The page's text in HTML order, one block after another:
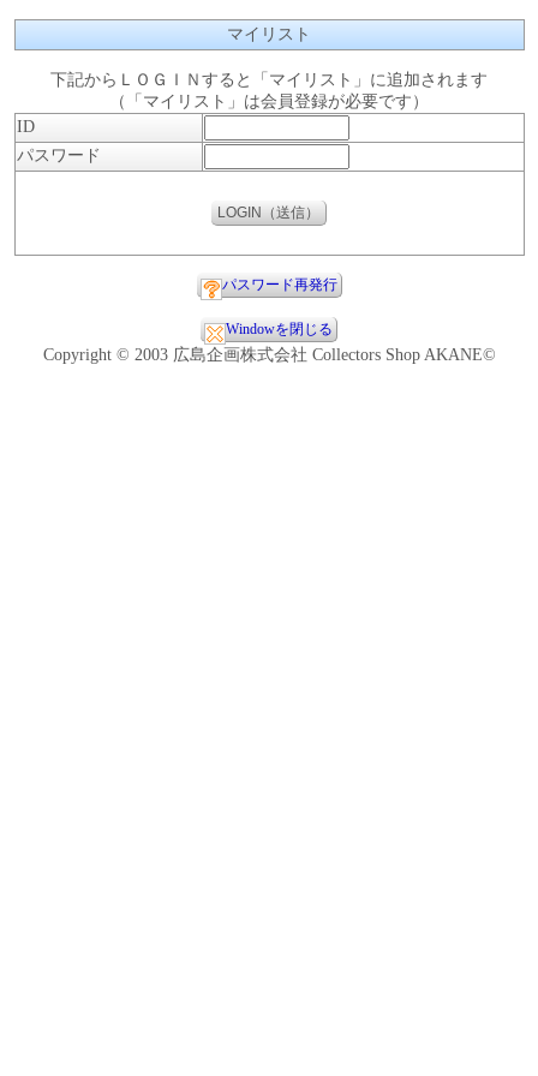
マイリスト
下記からＬＯＧＩＮすると「マイリスト」に追加されます
（「マイリスト」は会員登録が必要です）
ID
パスワード
パスワード再発行
Windowを閉じる
Copyright © 2003 広島企画株式会社 Collectors Shop AKANE©